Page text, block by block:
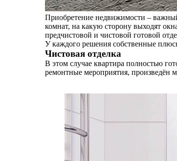
Приобретение недвижимости –
комнат, на какую сторону выходят
предчистовой и чистовой готовой
У каждого решения собственные
Чистовая отделка
В этом случае квартира полностью
ремонтные мероприятия, произведён